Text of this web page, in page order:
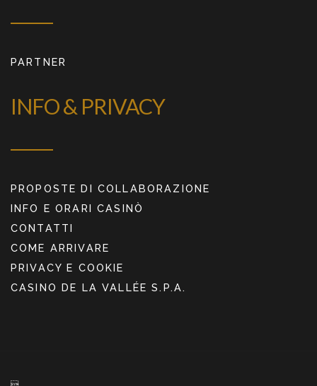
PARTNER
INFO & PRIVACY
PROPOSTE DI COLLABORAZIONE
INFO E ORARI CASINÒ
CONTATTI
COME ARRIVARE
PRIVACY E COOKIE
CASINO DE LA VALLÉE S.P.A.